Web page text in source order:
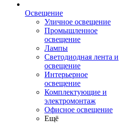
Освещение
Уличное освещение
Промышленное
освещение
Лампы
Светодиодная лента и
освещение
Интерьерное
освещение
Комплектующие и
электромонтаж
Офисное освещение
Ещё